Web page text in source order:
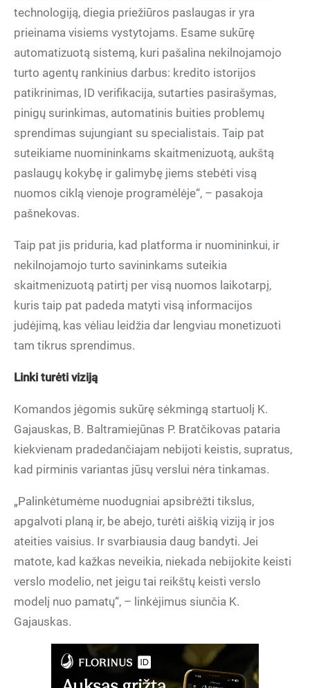
technologiją, diegia priežiūros paslaugas ir yra
prieinama visiems vystytojams. Esame sukūrę
automatizuotą sistemą, kuri pašalina nekilnojamojo
turto agentų rankinius darbus: kredito istorijos
patikrinimas, ID verifikacija, sutarties pasirašymas,
pinigų surinkimas, automatinis buities problemų
sprendimas sujungiant su specialistais. Taip pat
suteikiame nuomininkams skaitmenizuotą, aukštą
paslaugų kokybę ir galimybę jiems stebėti visą
nuomos ciklą vienoje programėlėje“, – pasakoja
pašnekovas.
Taip pat jis priduria, kad platforma ir nuomininkui, ir
nekilnojamojo turto savininkams suteikia
skaitmenizuotą patirtį per visą nuomos laikotarpį,
kuris taip pat padeda matyti visą informacijos
judėjimą, kas vėliau leidžia dar lengviau monetizuoti
tam tikrus sprendimus.
Linki turėti viziją
Komandos jėgomis sukūrę sėkmingą startuolį K.
Gajauskas, B. Baltramiejūnas P. Bratčikovas pataria
kiekvienam pradedančiajam nebijoti keistis, supratus,
kad pirminis variantas jūsų verslui nėra tinkamas.
„Palinkėtumėme nuodugniai apsibrėžti tikslus,
apgalvoti planą ir, be abejo, turėti aiškią viziją ir jos
ateities vaisius. Ir svarbiausia daug bandyti. Jei
matote, kad kažkas neveikia, niekada nebijokite keisti
verslo modelio, net jeigu tai reikštų keisti verslo
modelį nuo pamatų“, – linkėjimus siunčia K.
Gajauskas.